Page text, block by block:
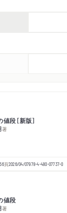
段［新版］
著
頁2026/04/07978-4-480-07737-0
値段
著